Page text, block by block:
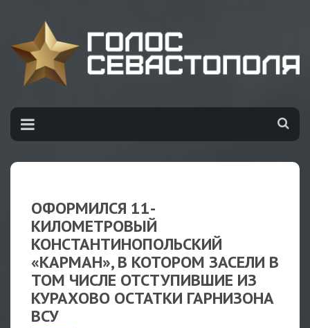
ОФОРМИЛСЯ 11-
КИЛОМЕТРОВЫЙ
КОНСТАНТИНОПОЛЬСКИЙ
«КАРМАН», В КОТОРОМ ЗАСЕЛИ В
ТОМ ЧИСЛЕ ОТСТУПИВШИЕ ИЗ
КУРАХОВО ОСТАТКИ ГАРНИЗОНА
ВСУ